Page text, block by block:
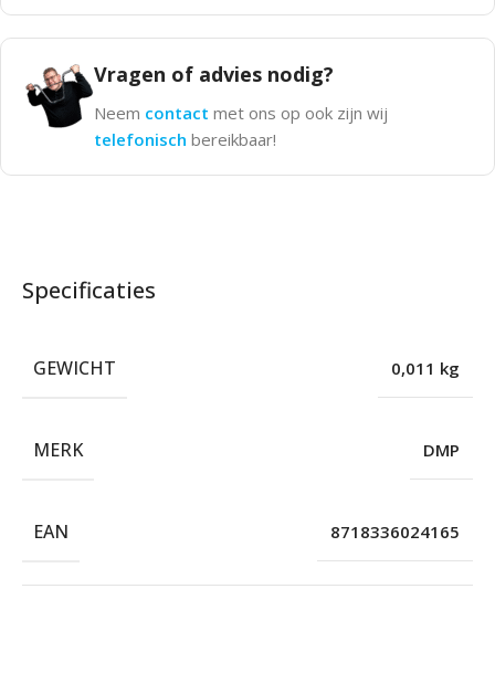
Vragen of advies nodig?
Neem contact met ons op ook zijn wij
telefonisch bereikbaar!
Specificaties
GEWICHT 0,011 kg
MERK DMP
EAN 8718336024165